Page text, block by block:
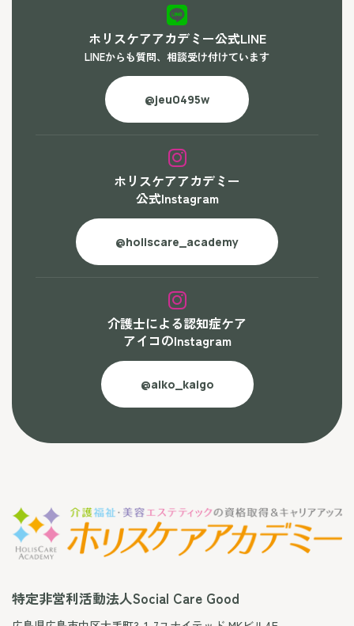
ホリスケアアカデミー公式LINE
LINEからも質問、相談受け付けています
@jeu0495w
ホリスケアアカデミー
公式Instagram
@holiscare_academy
介護士による認知症ケア
アイコのInstagram
@aiko_kaigo
特定非営利活動法人Social Care Good